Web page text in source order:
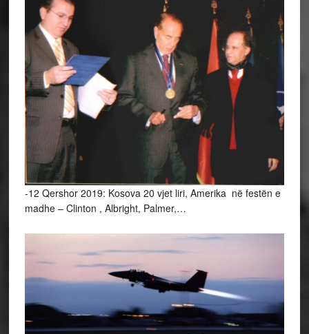
-12 Qershor 2019: Kosova 20 vjet liri, Amerika në festën e
madhe – Clinton , Albright, Palmer,…